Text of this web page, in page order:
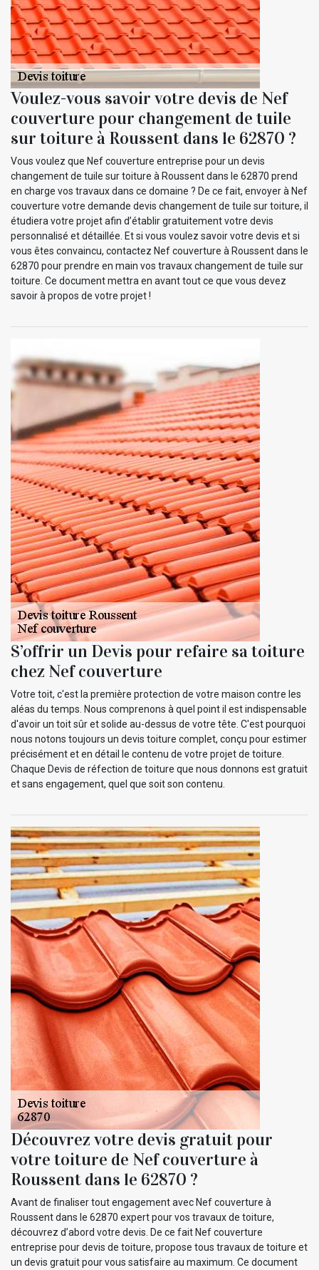
Voulez-vous savoir votre devis de Nef
couverture pour changement de tuile
sur toiture à Roussent dans le 62870 ?
Vous voulez que Nef couverture entreprise pour un devis
changement de tuile sur toiture à Roussent dans le 62870 prend
en charge vos travaux dans ce domaine ? De ce fait, envoyer à Nef
couverture votre demande devis changement de tuile sur toiture, il
étudiera votre projet afin d’établir gratuitement votre devis
personnalisé et détaillée. Et si vous voulez savoir votre devis et si
vous êtes convaincu, contactez Nef couverture à Roussent dans le
62870 pour prendre en main vos travaux changement de tuile sur
toiture. Ce document mettra en avant tout ce que vous devez
savoir à propos de votre projet !
S’offrir un Devis pour refaire sa toiture
chez Nef couverture
Votre toit, c'est la première protection de votre maison contre les
aléas du temps. Nous comprenons à quel point il est indispensable
d'avoir un toit sûr et solide au-dessus de votre tête. C'est pourquoi
nous notons toujours un devis toiture complet, conçu pour estimer
précisément et en détail le contenu de votre projet de toiture.
Chaque Devis de réfection de toiture que nous donnons est gratuit
et sans engagement, quel que soit son contenu.
Découvrez votre devis gratuit pour
votre toiture de Nef couverture à
Roussent dans le 62870 ?
Avant de finaliser tout engagement avec Nef couverture à
Roussent dans le 62870 expert pour vos travaux de toiture,
découvrez d’abord votre devis. De ce fait Nef couverture
entreprise pour devis de toiture, propose tous travaux de toiture et
un devis gratuit pour vous satisfaire au maximum. Ce document